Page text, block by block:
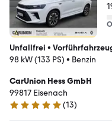
Unfallfrei •
98 kW (133 PS) • Benzin
CarUnion Hess GmbH
99817 Eisenach
5 Sterne
(13)